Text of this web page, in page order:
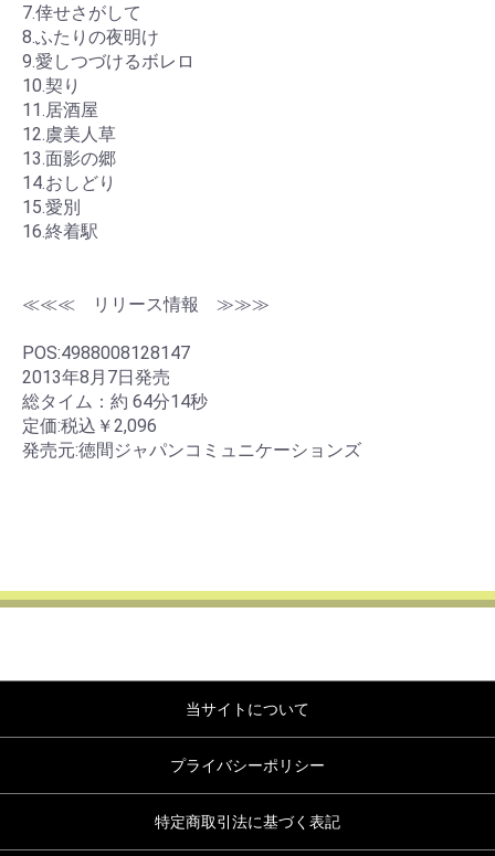
7.倖せさがして
8.ふたりの夜明け
9.愛しつづけるボレロ
10.契り
11.居酒屋
12.虞美人草
13.面影の郷
14.おしどり
15.愛別
16.終着駅
≪≪≪ リリース情報 ≫≫≫
POS:4988008128147
2013年8月7日発売
総タイム：約 64分14秒
定価:税込￥2,096
発売元:徳間ジャパンコミュニケーションズ
当サイトについて
プライバシーポリシー
特定商取引法に基づく表記